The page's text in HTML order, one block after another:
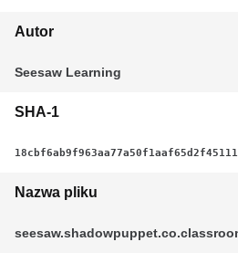
Autor
Seesaw Learning
SHA-1
Nazwa pliku